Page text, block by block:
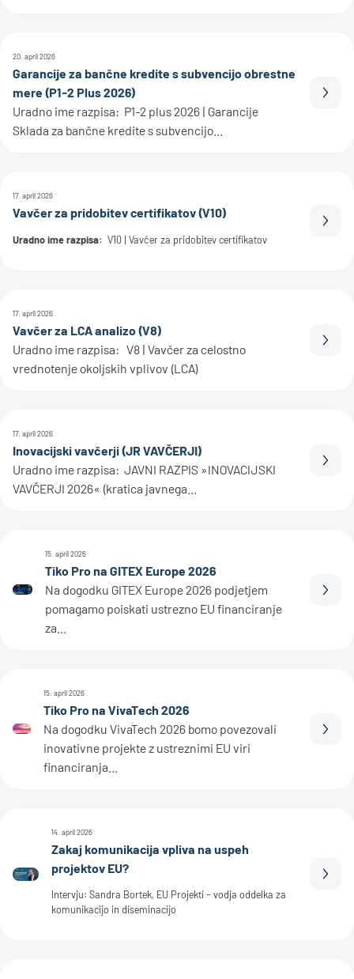
20. april 2026
Garancije za bančne kredite s subvencijo obrestne
mere (P1-2 Plus 2026)
Uradno ime razpisa: P1-2 plus 2026 | Garancije
Sklada za bančne kredite s subvencijo...
17. april 2026
Vavčer za pridobitev certifikatov (V10)
Uradno ime razpisa: V10 | Vavčer za pridobitev certifikatov
17. april 2026
Vavčer za LCA analizo (V8)
Uradno ime razpisa: V8 | Vavčer za celostno
vrednotenje okoljskih vplivov (LCA)
17. april 2026
Inovacijski vavčerji (JR VAVČERJI)
Uradno ime razpisa: JAVNI RAZPIS »INOVACIJSKI
VAVČERJI 2026« (kratica javnega...
15. april 2026
Tiko Pro na GITEX Europe 2026
Na dogodku GITEX Europe 2026 podjetjem
pomagamo poiskati ustrezno EU financiranje
za...
15. april 2026
Tiko Pro na VivaTech 2026
Na dogodku VivaTech 2026 bomo povezovali
inovativne projekte z ustreznimi EU viri
financiranja...
14. april 2026
Zakaj komunikacija vpliva na uspeh
projektov EU?
Intervju: Sandra Bortek, EU Projekti - vodja oddelka za
komunikacijo in diseminacijo